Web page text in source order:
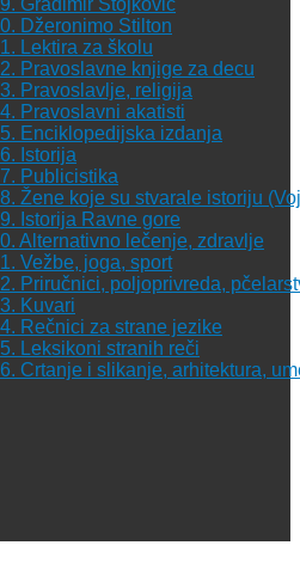
Gradimir Stojković
Džeronimo Stilton
Lektira za školu
Pravoslavne knjige za decu
Pravoslavlje, religija
Pravoslavni akatisti
Enciklopedijska izdanja
Istorija
Publicistika
Žene koje su stvarale istoriju
Istorija Ravne gore
Alternativno lečenje, zdravlje
Vežbe, joga, sport
Priručnici, poljoprivreda,
Kuvari
Rečnici za strane jezike
Leksikoni stranih reči
Crtanje i slikanje, arhitektura,